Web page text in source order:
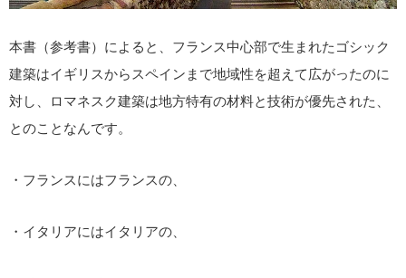
本書（参考書）によると、フランス中心部で生まれたゴシック
建築はイギリスからスペインまで地域性を超えて広がったのに
対し、ロマネスク建築は地方特有の材料と技術が優先された、
とのことなんです。
・フランスにはフランスの、
・イタリアにはイタリアの、